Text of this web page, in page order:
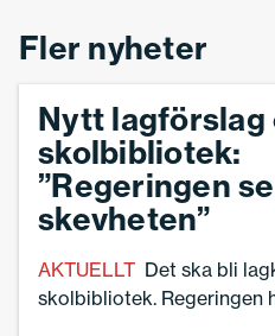
Fler nyheter
Nytt lagförslag
skolbibliotek:
”Regeringen
skevheten”
AKTUELLT Det ska bli
skolbibliotek. Regeringen